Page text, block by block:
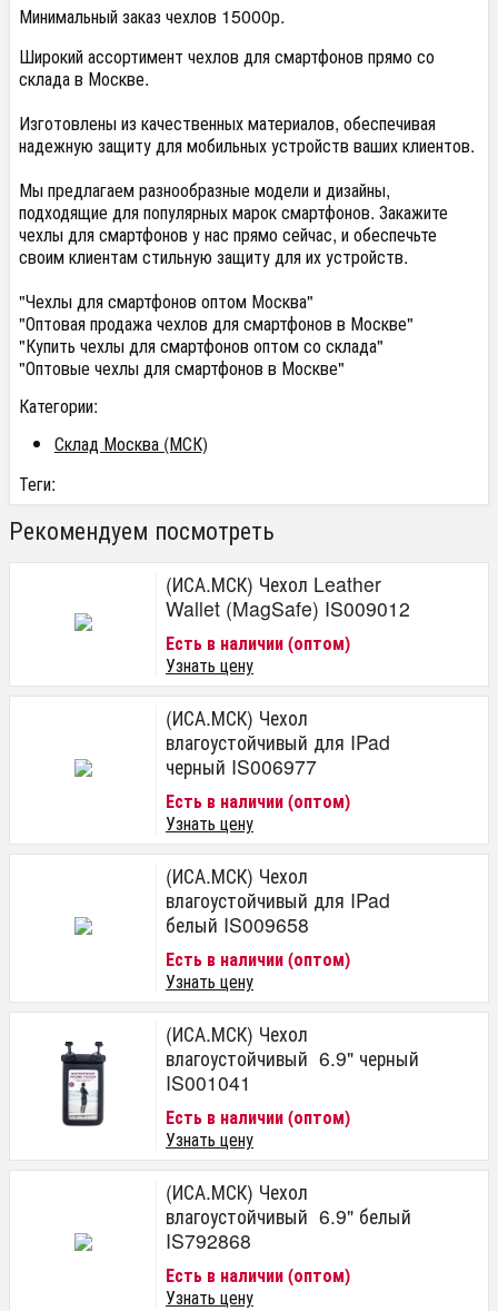
Минимальный заказ чехлов 15000р.
Широкий ассортимент чехлов для смартфонов прямо со
склада в Москве.
Изготовлены из качественных материалов, обеспечивая
надежную защиту для мобильных устройств ваших клиентов.
Мы предлагаем разнообразные модели и дизайны,
подходящие для популярных марок смартфонов. Закажите
чехлы для смартфонов у нас прямо сейчас, и обеспечьте
своим клиентам стильную защиту для их устройств.
"Чехлы для смартфонов оптом Москва"
"Оптовая продажа чехлов для смартфонов в Москве"
"Купить чехлы для смартфонов оптом со склада"
"Оптовые чехлы для смартфонов в Москве"
Категории:
Склад Москва (МСК)
Теги:
Рекомендуем посмотреть
(ИСА.МСК) Чехол Leather
Wallet (MagSafe) IS009012
Есть в наличии (оптом)
Узнать цену
(ИСА.МСК) Чехол
влагоустойчивый для IPad
черный IS006977
Есть в наличии (оптом)
Узнать цену
(ИСА.МСК) Чехол
влагоустойчивый для IPad
белый IS009658
Есть в наличии (оптом)
Узнать цену
(ИСА.МСК) Чехол
влагоустойчивый 6.9" черный
IS001041
Есть в наличии (оптом)
Узнать цену
(ИСА.МСК) Чехол
влагоустойчивый 6.9" белый
IS792868
Есть в наличии (оптом)
Узнать цену